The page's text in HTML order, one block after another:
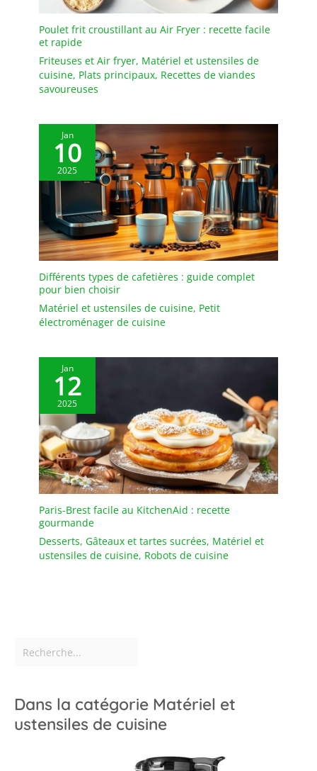
Poulet frit croustillant au Air Fryer : recette facile
et rapide
Friteuses et Air fryer, Matériel et ustensiles de
cuisine, Plats principaux, Recettes de viandes
savoureuses
Jan
10
2025
Différents types de cafetières : guide complet
pour bien choisir
Matériel et ustensiles de cuisine, Petit
électroménager de cuisine
Jan
12
2025
Paris-Brest facile au KitchenAid : recette
gourmande
Desserts, Gâteaux et tartes sucrées, Matériel et
ustensiles de cuisine, Robots de cuisine
Dans la catégorie Matériel et
ustensiles de cuisine